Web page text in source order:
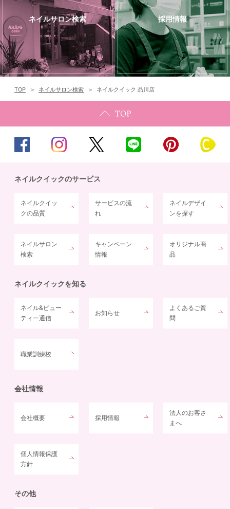
ネイルサロン検索 採用情報
TOP ネイルサロン検索 ネイルクイック 品川店
ネイルクイックのサービス
ネイルクイッ
クの品質
サービスの流
れ
ネイルデザイ
ンを探す
ネイルサロン
検索
キャンペーン
情報
オリジナル商
品
ネイルクイックを知る
ネイル&ビュー
ティー通信
お知らせ
よくあるご質
問
職業訓練校
会社情報
会社概要 採用情報
法人のお客さ
まへ
個人情報保護
方針
その他